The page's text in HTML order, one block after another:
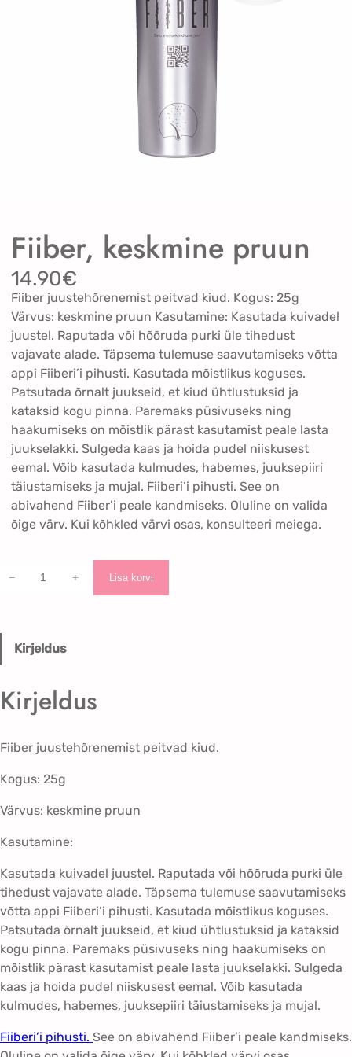
Fiiber, keskmine pruun
14.90€
Fiiber juustehõrenemist peitvad kiud. Kogus: 25g
Värvus: keskmine pruun Kasutamine: Kasutada kuivadel
juustel. Raputada või hõõruda purki üle tihedust
vajavate alade. Täpsema tulemuse saavutamiseks võtta
appi Fiiberi’i pihusti. Kasutada mõistlikus koguses.
Patsutada õrnalt juukseid, et kiud ühtlustuksid ja
kataksid kogu pinna. Paremaks püsivuseks ning
haakumiseks on mõistlik pärast kasutamist peale lasta
juukselakki. Sulgeda kaas ja hoida pudel niiskusest
eemal. Võib kasutada kulmudes, habemes, juuksepiiri
täiustamiseks ja mujal. Fiiberi’i pihusti. See on
abivahend Fiiber’i peale kandmiseks. Oluline on valida
õige värv. Kui kõhkled värvi osas, konsulteeri meiega.
r
k
k
m
n
p
r
u
u
n
k
o
g
u
− + Lisa korvi
Kirjeldus
Kirjeldus
Fiiber juustehõrenemist peitvad kiud.
Kogus: 25g
Värvus: keskmine pruun
Kasutamine:
Kasutada kuivadel juustel. Raputada või hõõruda purki üle
tihedust vajavate alade. Täpsema tulemuse saavutamiseks
võtta appi Fiiberi’i pihusti. Kasutada mõistlikus koguses.
Patsutada õrnalt juukseid, et kiud ühtlustuksid ja kataksid
kogu pinna. Paremaks püsivuseks ning haakumiseks on
mõistlik pärast kasutamist peale lasta juukselakki. Sulgeda
kaas ja hoida pudel niiskusest eemal. Võib kasutada
kulmudes, habemes, juuksepiiri täiustamiseks ja mujal.
Fiiberi’i pihusti. See on abivahend Fiiber’i peale kandmiseks.